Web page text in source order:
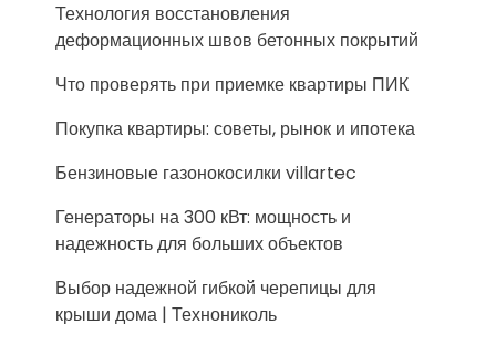
Технология восстановления
деформационных швов бетонных покрытий
Что проверять при приемке квартиры ПИК
Покупка квартиры: советы, рынок и ипотека
Бензиновые газонокосилки villartec
Генераторы на 300 кВт: мощность и
надежность для больших объектов
Выбор надежной гибкой черепицы для
крыши дома | Технониколь